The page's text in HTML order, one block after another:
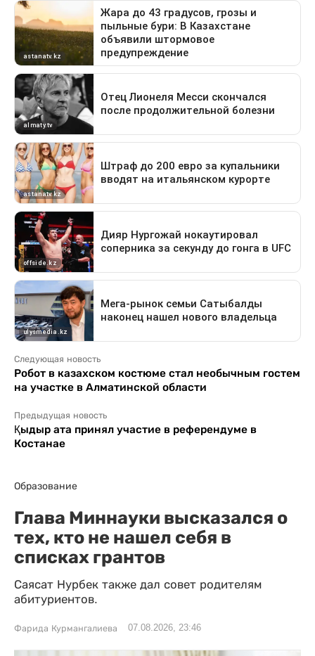
Следующая новость
Робот в казахском костюме стал необычным гостем
на участке в Алматинской области
Предыдущая новость
Қыдыр ата принял участие в референдуме в
Костанае
Образование
Глава Миннауки высказался о
тех, кто не нашел себя в
списках грантов
Саясат Нурбек также дал совет родителям
абитуриентов.
Фарида Курмангалиева 07.08.2026, 23:46